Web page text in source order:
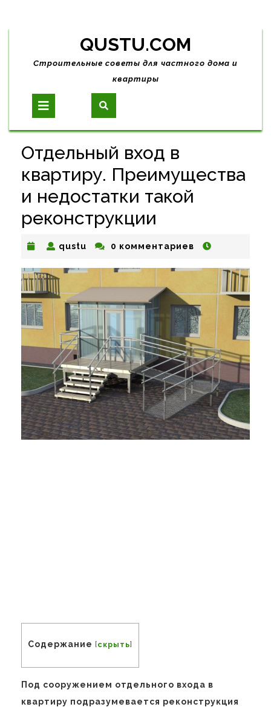
Skip
content
QUSTU.COM
Строительные советы для частного дома и
квартиры
Open
Button
Отдельный вход в
квартиру. Преимущества
и недостатки такой
реконструкции
qustu qustu0 комментариев
Содержание [скрыть]
Под сооружением отдельного входа в
квартиру подразумевается реконструкция